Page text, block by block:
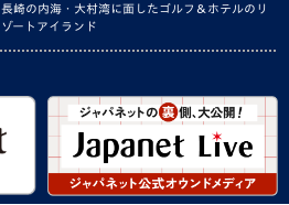
長崎の内海・大村湾に面したゴルフ＆ホテルのリ
ゾートアイランド